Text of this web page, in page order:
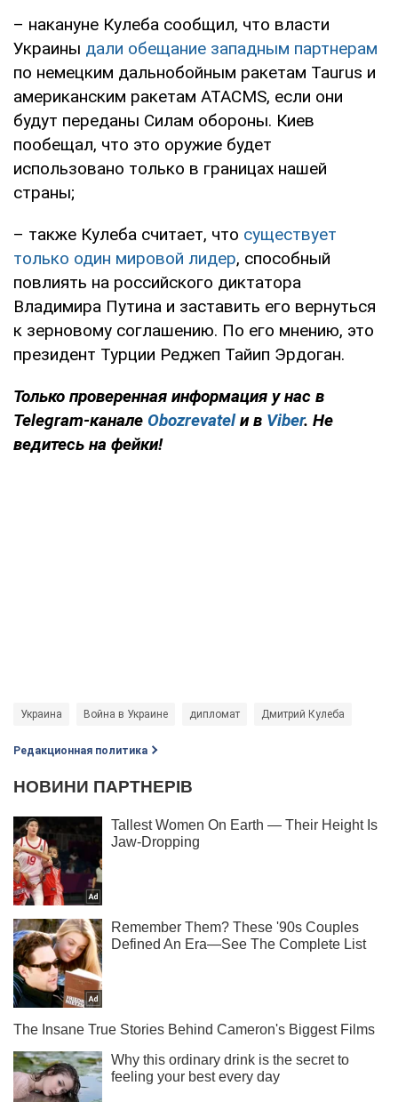
– накануне Кулеба сообщил, что власти
Украины дали обещание западным партнерам
по немецким дальнобойным ракетам Taurus и
американским ракетам ATACMS, если они
будут переданы Силам обороны. Киев
пообещал, что это оружие будет
использовано только в границах нашей
страны;
– также Кулеба считает, что существует
только один мировой лидер, способный
повлиять на российского диктатора
Владимира Путина и заставить его вернуться
к зерновому соглашению. По его мнению, это
президент Турции Реджеп Тайип Эрдоган.
Только проверенная информация у нас в
Telegram-канале Obozrevatelи в Viber. Не
ведитесь на фейки!
Украина Война в Украине дипломат Дмитрий Кулеба
Редакционная политика